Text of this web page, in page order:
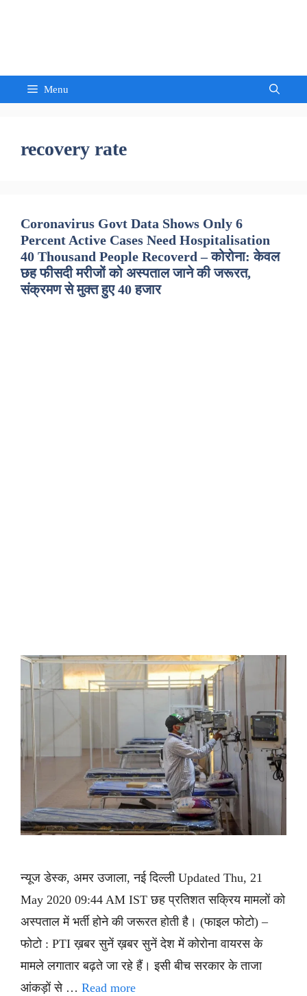
Menu
recovery rate
Coronavirus Govt Data Shows Only 6
Percent Active Cases Need Hospitalisation
40 Thousand People Recoverd – कोरोना: केवल
छह फीसदी मरीजों को अस्पताल जाने की जरूरत,
संक्रमण से मुक्त हुए 40 हजार
न्यूज डेस्क, अमर उजाला, नई दिल्ली Updated Thu, 21
May 2020 09:44 AM IST छह प्रतिशत सक्रिय मामलों को
अस्पताल में भर्ती होने की जरूरत होती है। (फाइल फोटो) –
फोटो : PTI ख़बर सुनें ख़बर सुनें देश में कोरोना वायरस के
मामले लगातार बढ़ते जा रहे हैं। इसी बीच सरकार के ताजा
आंकड़ों से … Read more